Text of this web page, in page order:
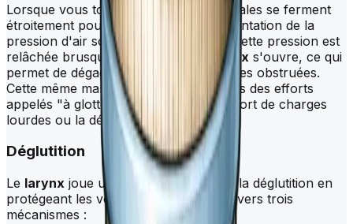
Lorsque vous toussez, vos cordes vocales se ferment
étroitement pour permettre une augmentation de la
pression d'air sous-glottique. Ensuite, cette pression est
relâchée brusquement lorsque le
larynx s'ouvre, ce qui
permet de dégager les voies respiratoires obstruées.
Cette même manœuvre est utilisée dans des efforts
appelés "à glotte fermée", tels que le port de charges
lourdes ou la défécation.
Déglutition
Le larynx joue un rôle important dans la déglutition en
protégeant les voies respiratoires à travers trois
mécanismes :